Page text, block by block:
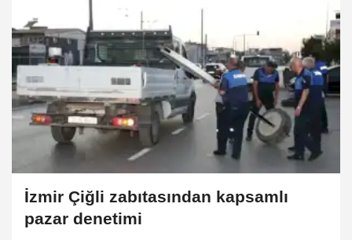
İzmir Çiğli zabıtasından kapsamlı
pazar denetimi